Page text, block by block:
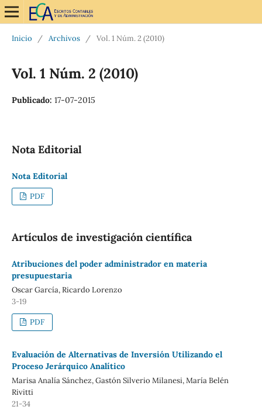
Inicio / Archivos / Vol. 1 Núm. 2 (2010)
Vol. 1 Núm. 2 (2010)
Publicado: 17-07-2015
Nota Editorial
Nota Editorial
PDF
Artículos de investigación científica
Atribuciones del poder administrador en materia
presupuestaria
Oscar García, Ricardo Lorenzo
3-19
PDF
Evaluación de Alternativas de Inversión Utilizando el
Proceso Jerárquico Analítico
Marisa Analía Sánchez, Gastón Silverio Milanesi, María Belén
Rivitti
21-34